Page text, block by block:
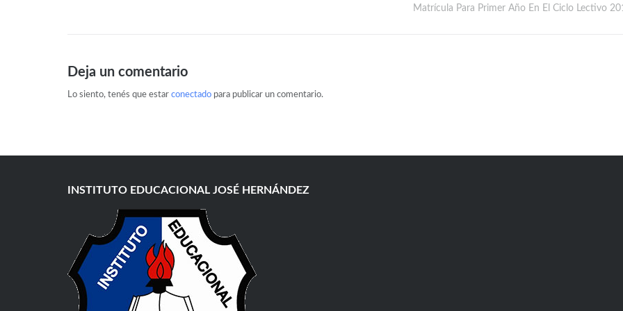
Matrícula Para Primer Año En El Ciclo Lectivo
Deja un comentario
Lo siento, tenés que estar conectadopara publicar un comentario.
INSTITUTO EDUCACIONAL JOSÉ HERNÁNDEZ